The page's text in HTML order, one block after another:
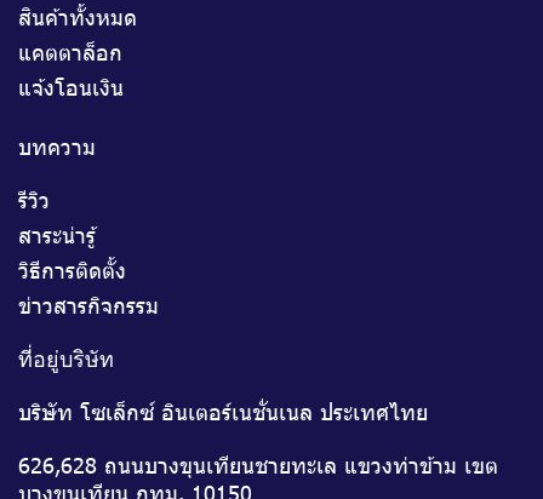
สินค้าทั้งหมด
แคตตาล็อก
แจ้งโอนเงิน
บทความ
รีวิว
สาระน่ารู้
วิธีการติดตั้ง
ข่าวสารกิจกรรม
ที่อยู่บริษัท
บริษัท โซเล็กซ์ อินเตอร์เนชั่นเนล ประเทศไทย
626,628 ถนนบางขุนเทียนชายทะเล แขวงท่าข้าม เขต
บางขุนเทียน กทม. 10150